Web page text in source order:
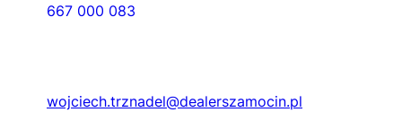
667 000 083
wojciech.trznadel@dealerszamocin.pl